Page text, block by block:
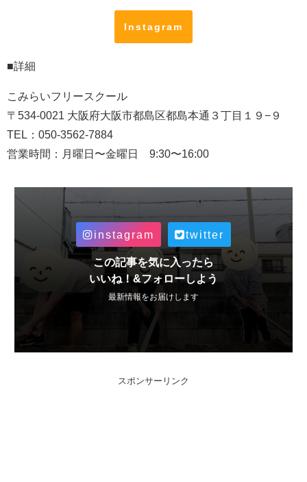
Instagram
■詳細
こみらいフリースクール
〒534-0021 大阪府大阪市都島区都島本通３丁目１９−９
TEL：050-3562-7884
営業時間：月曜日〜金曜日 9:30〜16:00
instagram twitter
この記事を気に入ったら
いいね！&フォローしよう
最新情報をお届けします
スポンサーリンク